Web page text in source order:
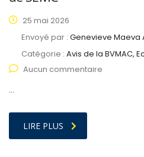
25 mai 2026
Envoyé par : Genevieve Maeva
Catégorie : Avis de la BVMAC,
Aucun commentaire
…
LIRE PLUS